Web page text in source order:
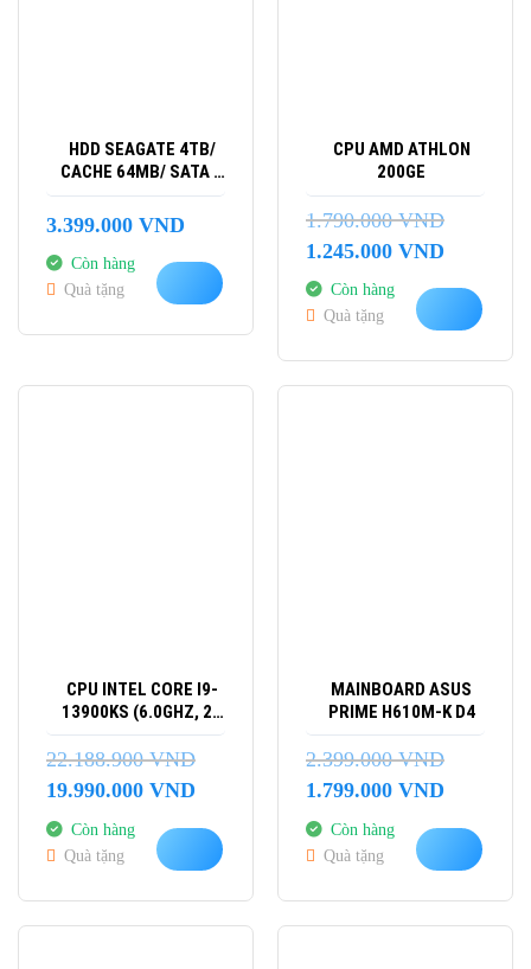
HDD SEAGATE 4TB/
CACHE 64MB/ SATA 3
(6.0 GB/S) – CHÍNH
HÃNG
3.399.000 VND
Còn hàng
Quà tặng
CPU AMD ATHLON
200GE
1.790.000VND
Giá
là:
1.790.000 VND.
1.245.000 VNDGiá
Còn hàng
Quà tặng
CPU INTEL CORE I9-
13900KS (6.0GHZ, 24
NHÂN 32 LUỒNG, 68M
CACHE)
22.188.900VND
Giá
là:
22.188.900 VND.
19.990.000 VNDGiá
tại
Còn hàng
Quà tặng
MAINBOARD ASUS
PRIME H610M-K D4
2.399.000VND
Giá
là:
2.399.000 VND.
1.799.000 VNDGiá
Còn hàng
Quà tặng